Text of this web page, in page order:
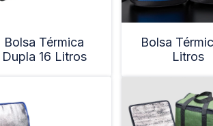
Bolsa Térmica
Dupla 16 Litros
Bolsa
Litros